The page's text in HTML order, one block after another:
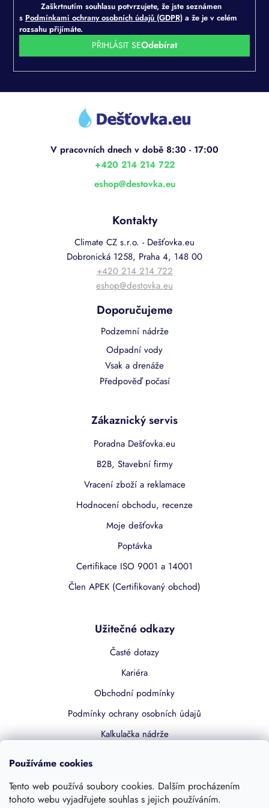
Používáme cookies
Tento web používá soubory cookies. Dalším procházením
tohoto webu vyjadřujete souhlas s jejich používáním.
s
u
Zaškrtnutím souhlasu potvrzujete, že jste seznámen
s Podmínkami ochrany osobních údajů (GDPR)a že je v celém
rozsahu přijímáte.
PŘIHLÁSIT SE
Z
eshop@destovka.eu
+420 214 214 722
Kontakty
Climate CZ s.r.o. - Dešťovka.eu
Dobronická 1258, Praha 4, 148 00
+420 214 214 722
eshop@destovka.eu
Doporučujeme
Podzemní nádrže
Odpadní vody
Vsak a drenáže
Předpověď počasí
Zákaznický servis
Poradna Dešťovka.eu
B2B, Stavební firmy
Vracení zboží a reklamace
Hodnocení obchodu, recenze
Moje dešťovka
Poptávka
Certifikace ISO 9001 a 14001
Člen APEK (Certifikovaný obchod)
Užitečné odkazy
Časté dotazy
Kariéra
Obchodní podmínky
Podmínky ochrany osobních údajů
Kalkulačka nádrže
Kontakty